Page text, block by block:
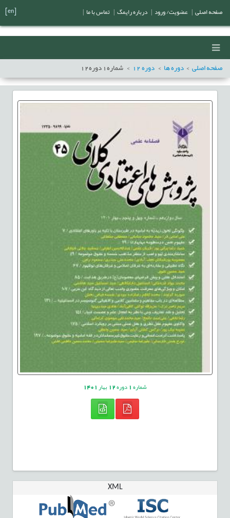
صفحه اصلی دوره ها دوره12 شماره1 دوره12
شماره1 دوره12 بهار1401
XML
صفحه اصلی عضویت/ ورود درباره رایمگ تماس با ما